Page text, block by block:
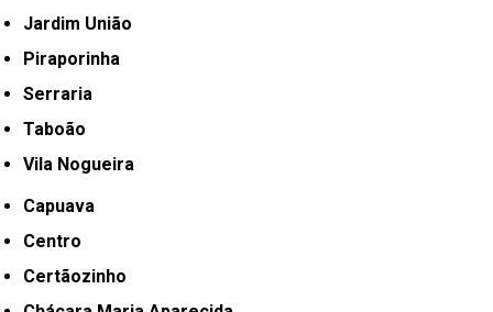
Jardim União
Piraporinha
Serraria
Taboão
Vila Nogueira
Capuava
Centro
Certãozinho